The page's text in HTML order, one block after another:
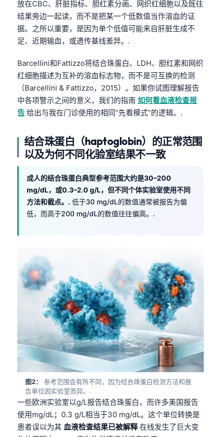
放在CBC、肝脏指标、胆红素分画、网织红细胞以及既往
结果旁边一起读，而不是把某一个低数值当作溶血的证
据。之所以重要，是因为单个低值可能来自肝脏生成不
足、近期输血，或遗传基线差异。.
Barcellini和Fattizzo将结合珠蛋白、LDH、胆红素和网织
红细胞描述为互补的溶血标志物，而不是可互换的检测
（Barcellini & Fattizzo，2015）。如果你试图理解报告
中各项警示之间的意义，我们的指南 如何看血液检查报
告 给出与我在门诊使用的相同“先看模式”的逻辑。.
结合珠蛋白（haptoglobin）的正常范围
以及为何不同化验室结果不一致
成人的结合珠蛋白典型参考范围大约是30–200
mg/dL，或0.3–2.0 g/L，但不同个体实验室使用不同
方法和截点。. 低于30 mg/dL的数值通常被报告为偏
低，而高于200 mg/dL的数值往往偏高。.
图2：
参考范围会有所不同，因为结合珠蛋白检测方法和报
告单位因实验室而异。.
一些欧洲实验室以g/L报告结合珠蛋白，而许多美国报告
使用mg/dL；0.3 g/L相当于30 mg/dL。这个单位转换是
患者误以为其 血液检查结果已被解释在线发生了巨大变